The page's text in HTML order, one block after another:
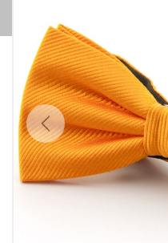
Previous